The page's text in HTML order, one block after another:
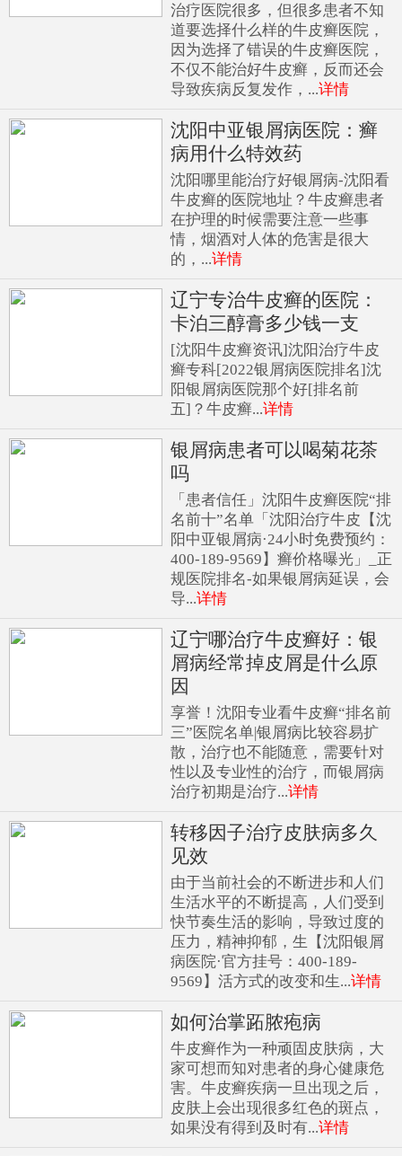
治疗医院很多，但很多患者不知
道要选择什么样的牛皮癣医院，
因为选择了错误的牛皮癣医院，
不仅不能治好牛皮癣，反而还会
导致疾病反复发作，...详情
沈阳中亚银屑病医院：癣
病用什么特效药
沈阳哪里能治疗好银屑病-沈阳看
牛皮癣的医院地址？牛皮癣患者
在护理的时候需要注意一些事
情，烟酒对人体的危害是很大
的，...详情
辽宁专治牛皮癣的医院：
卡泊三醇膏多少钱一支
[沈阳牛皮癣资讯]沈阳治疗牛皮
癣专科[2022银屑病医院排名]沈
阳银屑病医院那个好[排名前
五]？牛皮癣...详情
银屑病患者可以喝菊花茶
吗
「患者信任」沈阳牛皮癣医院“排
名前十”名单「沈阳治疗牛皮【沈
阳中亚银屑病·24小时免费预约：
400-189-9569】癣价格曝光」_正
规医院排名-如果银屑病延误，会
导...详情
辽宁哪治疗牛皮癣好：银
屑病经常掉皮屑是什么原
因
享誉！沈阳专业看牛皮癣“排名前
三”医院名单|银屑病比较容易扩
散，治疗也不能随意，需要针对
性以及专业性的治疗，而银屑病
治疗初期是治疗...详情
转移因子治疗皮肤病多久
见效
由于当前社会的不断进步和人们
生活水平的不断提高，人们受到
快节奏生活的影响，导致过度的
压力，精神抑郁，生【沈阳银屑
病医院·官方挂号：400-189-
9569】活方式的改变和生...详情
如何治掌跖脓疱病
牛皮癣作为一种顽固皮肤病，大
家可想而知对患者的身心健康危
害。牛皮癣疾病一旦出现之后，
皮肤上会出现很多红色的斑点，
如果没有得到及时有...详情